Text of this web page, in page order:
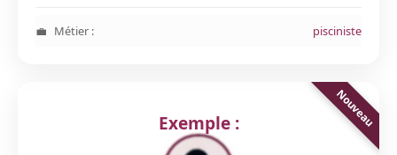
Métier : pisciniste
Exemple :